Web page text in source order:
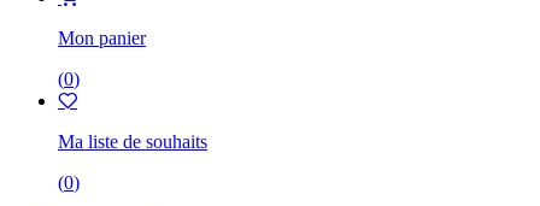
Mon panier
(0)
Ma liste de souhaits
(0)